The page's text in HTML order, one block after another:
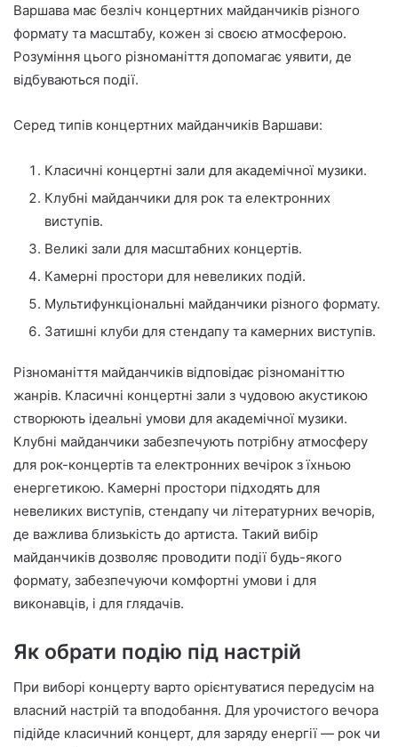
Варшава має безліч концертних майданчиків різного
формату та масштабу, кожен зі своєю атмосферою.
Розуміння цього різноманіття допомагає уявити, де
відбуваються події.
Серед типів концертних майданчиків Варшави:
Класичні концертні зали для академічної музики.
Клубні майданчики для рок та електронних
виступів.
Великі зали для масштабних концертів.
Камерні простори для невеликих подій.
Мультифункціональні майданчики різного формату.
Затишні клуби для стендапу та камерних виступів.
Різноманіття майданчиків відповідає різноманіттю
жанрів. Класичні концертні зали з чудовою акустикою
створюють ідеальні умови для академічної музики.
Клубні майданчики забезпечують потрібну атмосферу
для рок-концертів та електронних вечірок з їхньою
енергетикою. Камерні простори підходять для
невеликих виступів, стендапу чи літературних вечорів,
де важлива близькість до артиста. Такий вибір
майданчиків дозволяє проводити події будь-якого
формату, забезпечуючи комфортні умови і для
виконавців, і для глядачів.
Як обрати подію під настрій
При виборі концерту варто орієнтуватися передусім на
власний настрій та вподобання. Для урочистого вечора
підійде класичний концерт, для заряду енергії — рок чи